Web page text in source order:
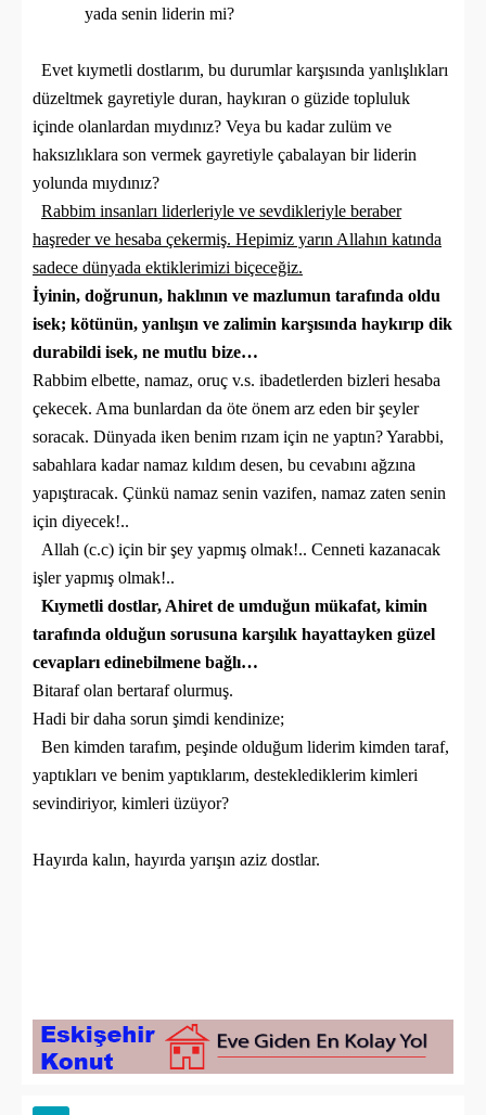
yada senin liderin mi?
Evet kıymetli dostlarım, bu durumlar karşısında yanlışlıkları
düzeltmek gayretiyle duran, haykıran o güzide topluluk
içinde olanlardan mıydınız? Veya bu kadar zulüm ve
haksızlıklara son vermek gayretiyle çabalayan bir liderin
yolunda mıydınız?
Rabbim insanları liderleriyle ve sevdikleriyle beraber
haşreder ve hesaba çekermiş. Hepimiz yarın Allahın katında
sadece dünyada ektiklerimizi biçeceğiz.
İyinin, doğrunun, haklının ve mazlumun tarafında oldu
isek; kötünün, yanlışın ve zalimin karşısında haykırıp dik
durabildi isek, ne mutlu bize…
Rabbim elbette, namaz, oruç v.s. ibadetlerden bizleri hesaba
çekecek. Ama bunlardan da öte önem arz eden bir şeyler
soracak. Dünyada iken benim rızam için ne yaptın? Yarabbi,
sabahlara kadar namaz kıldım desen, bu cevabını ağzına
yapıştıracak. Çünkü namaz senin vazifen, namaz zaten senin
için diyecek!..
Allah (c.c) için bir şey yapmış olmak!.. Cenneti kazanacak
işler yapmış olmak!..
Kıymetli dostlar, Ahiret de umduğun mükafat, kimin
tarafında olduğun sorusuna karşılık hayattayken güzel
cevapları edinebilmene bağlı…
Bitaraf olan bertaraf olurmuş.
Hadi bir daha sorun şimdi kendinize;
Ben kimden tarafım, peşinde olduğum liderim kimden taraf,
yaptıkları ve benim yaptıklarım, desteklediklerim kimleri
sevindiriyor, kimleri üzüyor?
Hayırda kalın, hayırda yarışın aziz dostlar.